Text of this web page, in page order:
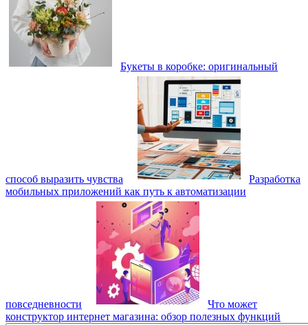
Букеты в коробке: оригинальный
способ выразить чувства
Разработка
мобильных приложений как путь к автоматизации
повседневности
Что может
конструктор интернет магазина: обзор полезных функций